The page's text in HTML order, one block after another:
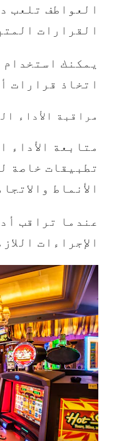
العواطف تلعب
القرارات
يمكنك
اتخاذ قرارات
مراقبة الأداء
متابعة الأداء
تطبيقات خاصة
الأنماط
عندما تراقب
الإجراءات